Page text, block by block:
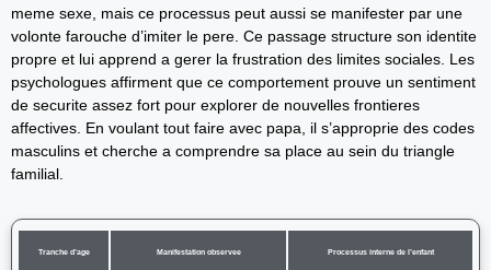
meme sexe, mais ce processus peut aussi se manifester par une
volonte farouche d’imiter le pere. Ce passage structure son identite
propre et lui apprend a gerer la frustration des limites sociales. Les
psychologues affirment que ce comportement prouve un sentiment
de securite assez fort pour explorer de nouvelles frontieres
affectives. En voulant tout faire avec papa, il s’approprie des codes
masculins et cherche a comprendre sa place au sein du triangle
familial.
Tranche d’age Manifestation observee Processus interne de l’enfant